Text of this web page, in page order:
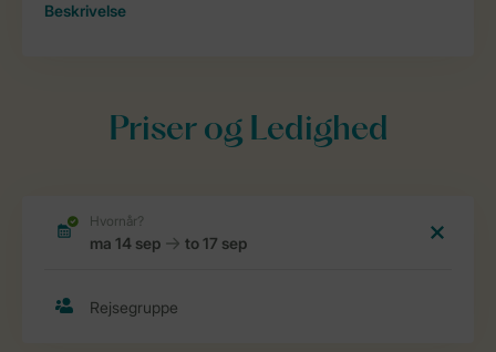
Beskrivelse
Priser og Ledighed